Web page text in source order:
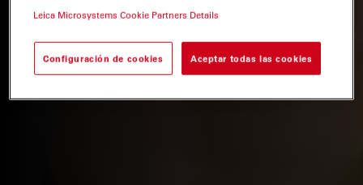
Leica Microsystems Cookie Partners Details
Configuración de cookies Aceptar todas las cookies